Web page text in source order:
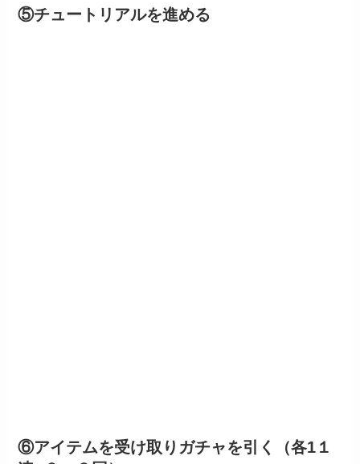
⑤チュートリアルを進める
⑥アイテムを受け取りガチャを引く（各1１